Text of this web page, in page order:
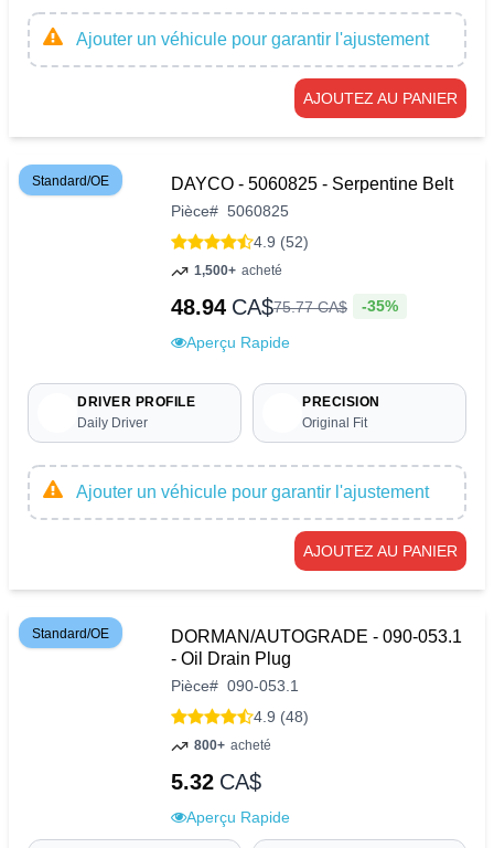
Ajouter un véhicule pour garantir l'ajustement
AJOUTEZ AU PANIER
Standard/OE DAYCO - 5060825 - Serpentine Belt
Pièce# 5060825
4.9 (52)
1,500+ acheté
48.94 CA$75.77CA$ -35%
Aperçu Rapide
DRIVER PROFILE
Daily Driver
PRECISION
Original Fit
Ajouter un véhicule pour garantir l'ajustement
AJOUTEZ AU PANIER
Standard/OE
DORMAN/AUTOGRADE - 090-053.1
- Oil Drain Plug
Pièce# 090-053.1
4.9 (48)
800+ acheté
5.32 CA$
Aperçu Rapide